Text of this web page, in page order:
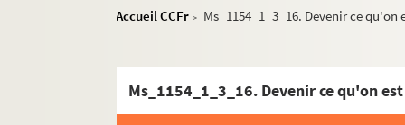
Accueil CCFr > Ms_1154_1_3_16. Devenir ce qu'on
Ms_1154_1_3_16. Devenir ce qu'on
Ms_1154_1_1.
Ms_1154_1_2. Romans et nouvelles